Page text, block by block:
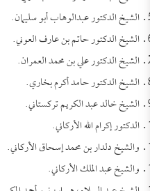
الشيخ الدكتور عبدالوهاب أبو سليمان.
الشيخ الدكتور حاتم بن عارف العوني.
الشيخ الدكتور علي بن محمد العمران.
الشيخ الدكتور حامد أكرم بخاري.
الشيخ خالد عبد الكريم تركستاني.
الدكتور إكرام الله الأركاني.
والشيخ دلدار بن محمد إسحاق الأركاني.
والشيخ عبد الملك الأركاني.